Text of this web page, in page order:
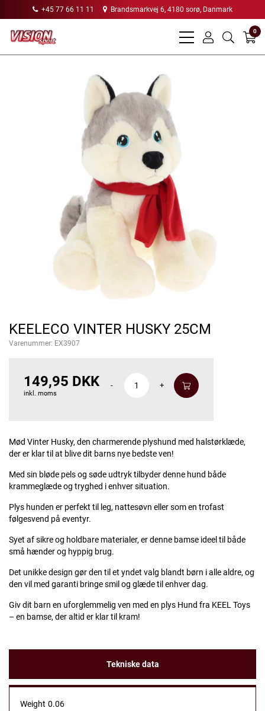
+45 77 66 11 11 Brandsmarkvej 6, 4180 sorø, Danmark
bars
user
search
0
KEELECO VINTER HUSKY 25CM
Varenummer: EX3907
149,95 DKK
inkl. moms
- +
Mød Vinter Husky, den charmerende plyshund med halstørklæde,
der er klar til at blive dit barns nye bedste ven!
Med sin bløde pels og søde udtryk tilbyder denne hund både
krammeglæde og tryghed i enhver situation.
Plys hunden er perfekt til leg, nattesøvn eller som en trofast
følgesvend på eventyr.
Syet af sikre og holdbare materialer, er denne bamse ideel til både
små hænder og hyppig brug.
Det unikke design gør den til et yndet valg blandt børn i alle aldre, og
den vil med garanti bringe smil og glæde til enhver dag.
Giv dit barn en uforglemmelig ven med en plys Hund fra KEEL Toys
– en bamse, der altid er klar til kram!
Tekniske data
Weight 0.06